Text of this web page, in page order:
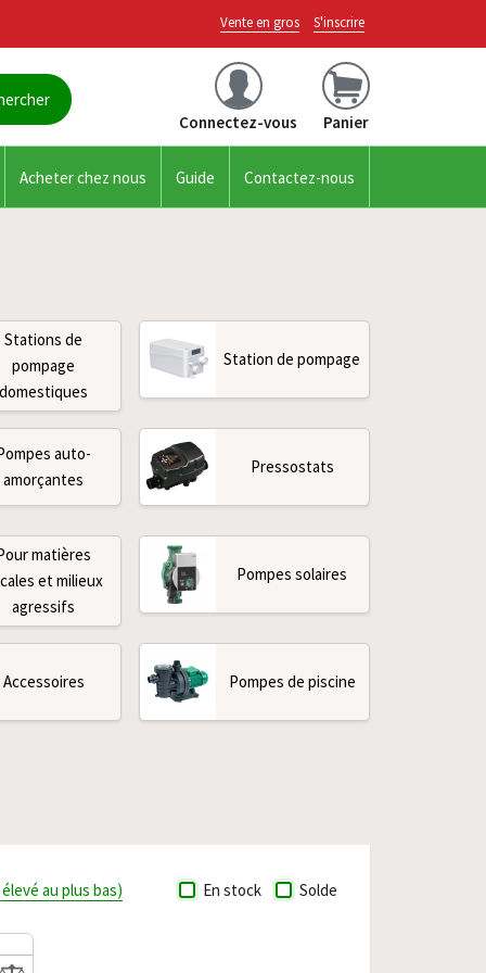
Vente en gros S'inscrire
Connectez-vous Panier
Acheter chez nous Guide Contactez-nous
Stations de
pompage
domestiques
Station de pompage
auto-
amorçantes
Pressostats
matières
et milieux
agressifs
Pompes solaires
Accessoires Pompes de piscine
En stock Solde
au plus bas)